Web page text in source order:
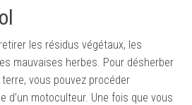
les résidus végétaux, les
mauvaises herbes. Pour désherber
vous pouvez procéder
d’un motoculteur. Une fois que vous